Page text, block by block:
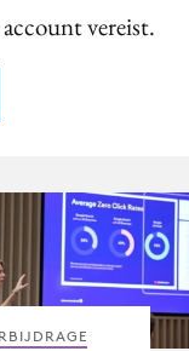
vereist.